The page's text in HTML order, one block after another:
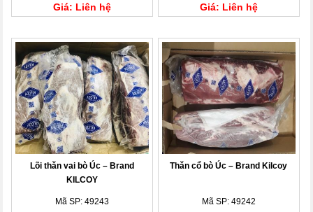
Giá: Liên hệ Giá: Liên hệ
Lõi thăn vai bò Úc – Brand
KILCOY
Mã SP: 49243
Thăn cổ bò Úc – Brand Kilcoy
Mã SP: 49242